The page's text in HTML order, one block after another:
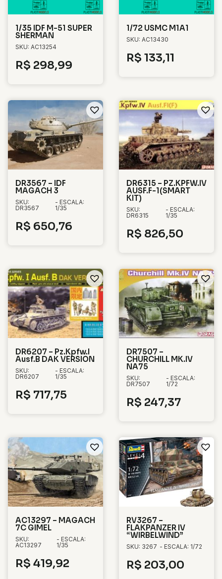
1/35 IDF M-51 SUPER
SHERMAN
SKU: AC13254
R$ 298,99
1/72 USMC M1A1
SKU: AC13430
R$ 133,11
DR3567 – IDF
MAGACH 3
SKU:
DR3567
- ESCALA:
1/35
R$ 650,76
DR6315 – PZ.KPFW.IV
AUSF.F-1(SMART
KIT)
SKU:
DR6315
- ESCALA:
1/35
R$ 826,50
DR6207 – Pz.Kpfw.I
Ausf.B DAK VERSION
SKU:
DR6207
- ESCALA:
1/35
R$ 717,75
DR7507 –
CHURCHILL MK.IV
NA75
SKU:
DR7507
- ESCALA:
1/72
R$ 247,37
AC13297 – MAGACH
7C GIMEL
SKU:
AC13297
- ESCALA:
1/35
R$ 419,92
RV3267 –
FLAKPANZER IV
“WIRBELWIND”
SKU: 3267 - ESCALA: 1/72
R$ 203,00